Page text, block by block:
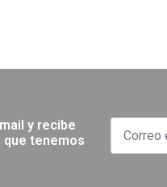
y recibe
tenemos